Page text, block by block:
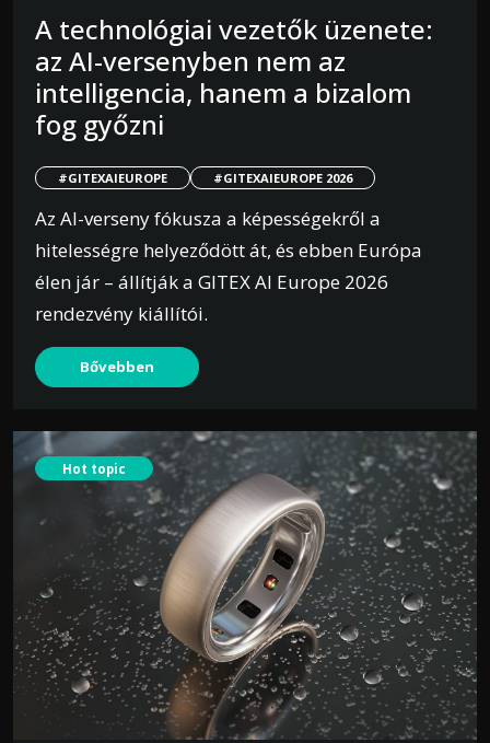
A technológiai vezetők üzenete:
az AI-versenyben nem az
intelligencia, hanem a bizalom
fog győzni
#GITEXAIEUROPE #GITEXAIEUROPE 2026
Az AI-verseny fókusza a képességekről a
hitelességre helyeződött át, és ebben Európa
élen jár – állítják a GITEX AI Europe 2026
rendezvény kiállítói.
Bővebben
Hot topic